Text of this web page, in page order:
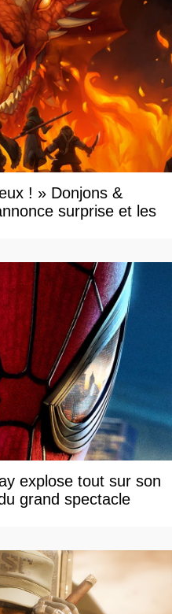
! » Donjons &
surprise et les
explose tout sur son
grand spectacle